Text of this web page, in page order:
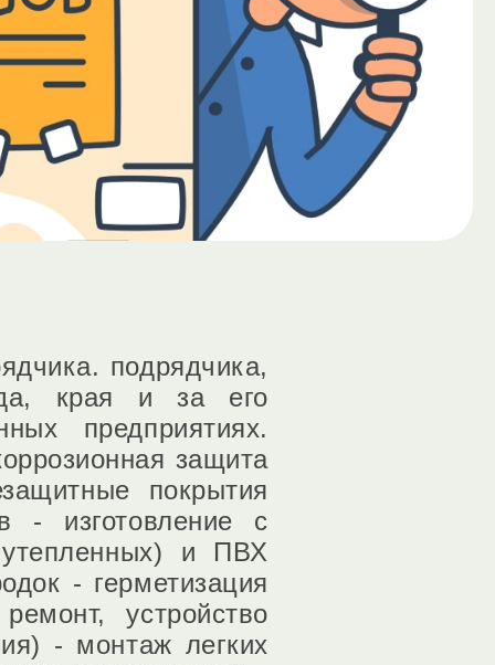
подрядчика,
края и за его
предприятиях.
защита
покрытия
- изготовление с
и ПВХ
- герметизация
устройство
- монтаж легких